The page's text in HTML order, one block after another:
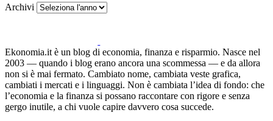
Archivi
Ekonomia.it è un blog di economia, finanza e risparmio. Nasce nel
2003 — quando i blog erano ancora una scommessa — e da allora
non si è mai fermato. Cambiato nome, cambiata veste grafica,
cambiati i mercati e i linguaggi. Non è cambiata l’idea di fondo: che
l’economia e la finanza si possano raccontare con rigore e senza
gergo inutile, a chi vuole capire davvero cosa succede.